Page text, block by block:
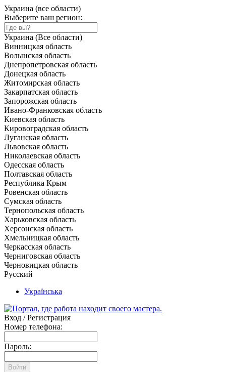
Украина (все области)
Выберите ваш регион:
Украина (Все области)
Винницкая область
Волынская область
Днепропетровская область
Донецкая область
Житомирская область
Закарпатская область
Запорожская область
Ивано-Франковская область
Киевская область
Кировоградская область
Луганская область
Львовская область
Николаевская область
Одесская область
Полтавская область
Республика Крым
Ровенская область
Сумская область
Тернопольская область
Харьковская область
Херсонская область
Хмельницкая область
Черкасская область
Черниговская область
Черновицкая область
Русский
Українська
Вход / Регистрация
Номер телефона:
Пароль:
Войти